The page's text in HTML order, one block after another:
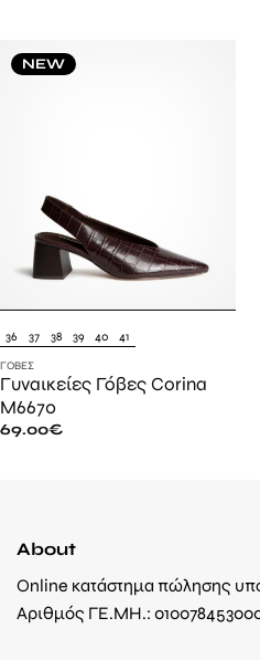
NEW
36 37 38 39 40 41
ΓΌΒΕΣ
Γυναικείες Γόβες Corina
M6670
69.00€
About
Online κατάστημα πώλησης
Αριθμός ΓΕ.ΜΗ.: